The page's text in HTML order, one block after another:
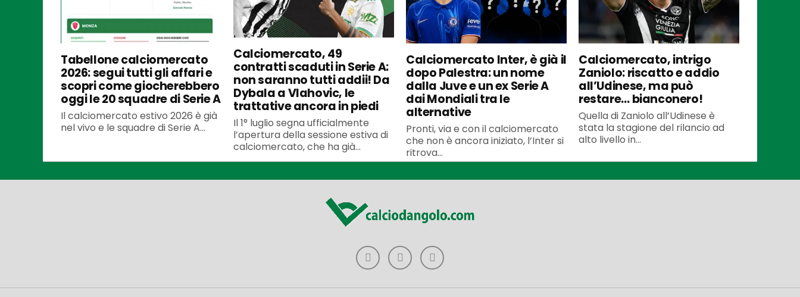
Tabellone calciomercato
2026: segui tutti gli affari e
scopri come giocherebbero
oggi le 20 squadre di Serie A
Il calciomercato estivo 2026 è già
nel vivo e le squadre di Serie A...
Calciomercato, 49
contratti scaduti in Serie A:
non saranno tutti addii! Da
Dybala a Vlahovic, le
trattative ancora in piedi
Il 1° luglio segna ufficialmente
l’apertura della sessione estiva di
calciomercato, che ha già...
Calciomercato Inter, è già il
dopo Palestra: un nome
dalla Juve e un ex Serie A
dai Mondiali tra le
alternative
Pronti, via e con il calciomercato
che non è ancora iniziato, l’Inter si
ritrova...
Calciomercato, intrigo
Zaniolo: riscatto e addio
all’Udinese, ma può
restare… bianconero!
Quella di Zaniolo all’Udinese è
stata la stagione del rilancio ad
alto livello in...